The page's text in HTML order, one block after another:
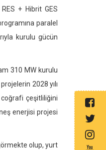
+ Hibrit GES
paralel
kurulu gücün
310 MW kurulu
2028 yılı
çeşitliliğini
enerjisi projesi
olup, yurt